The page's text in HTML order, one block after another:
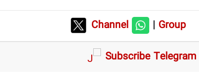
Channel |Group
Subscribe Telegram